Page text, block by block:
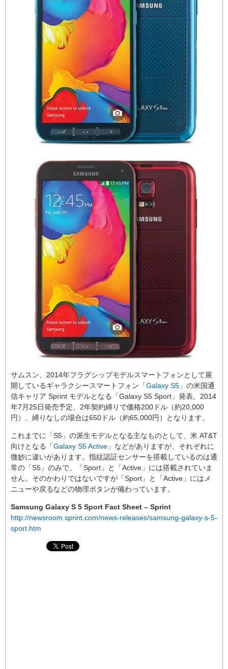
サムスン、2014年フラグシップモデルスマートフォンとして展
開しているギャラクシースマートフォン「Galaxy S5 」の米国通
信キャリア Sprint モデルとなる「Galaxy S5 Sport」発表。2014
年7月25日発売予定、2年契約縛りで価格200ドル（約20,000
円）、縛りなしの場合は650ドル（約65,000円）となります。
これまでに「S5」の派生モデルとなる主なものとして、米 AT&T
向けとなる「Galaxy S5 Active 」などがありますが、それぞれに
微妙に違いがあります。指紋認証センサーを搭載しているのは通
常の「S5」のみで、「Sport」と「Active」には搭載されていま
せん。そのかわりではないですが「Sport」と「Active」にはメ
ニューや戻るなどの物理ボタンが備わっています。
Samsung Galaxy S 5 Sport Fact Sheet – Sprint
http://newsroom.sprint.com/news-releases/samsung-galaxy-s-5-
sport.htm